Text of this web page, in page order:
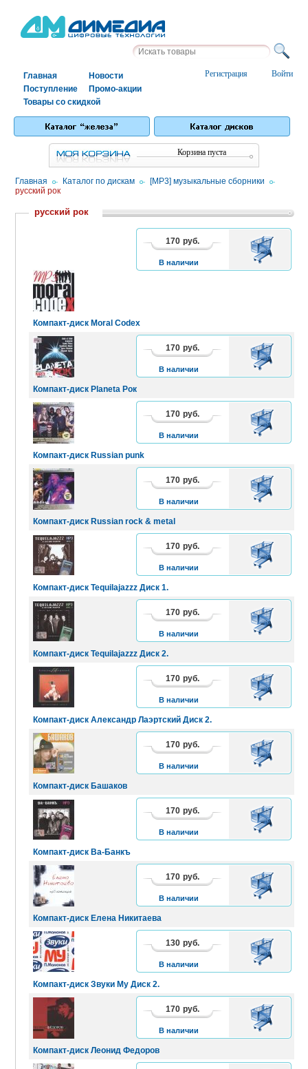
Войти
Регистрация
Главная
Новости
Поступление
Промо-акции
Товары со скидкой
Корзина пуста
Главная / Каталог по дискам / [MP3] музыкальные сборники /
русский рок
русский рок
2
Компакт-диск Moral Codex
170 руб.
В наличии
В
КОРЗИНУ
Компакт-диск Planeta Рок
170 руб.
В наличии
В
КОРЗИНУ
Компакт-диск Russian punk
170 руб.
В наличии
В
КОРЗИНУ
Компакт-диск Russian rock & metal
170 руб.
В наличии
В
КОРЗИНУ
Компакт-диск Tequilajazzz Диск 1.
170 руб.
В наличии
В
КОРЗИНУ
Компакт-диск Tequilajazzz Диск 2.
170 руб.
В наличии
В
КОРЗИНУ
Компакт-диск Александр Лаэртский Диск 2.
170 руб.
В наличии
В
КОРЗИНУ
Компакт-диск Башаков
170 руб.
В наличии
В
КОРЗИНУ
Компакт-диск Ва-Банкъ
170 руб.
В наличии
В
КОРЗИНУ
Компакт-диск Елена Никитаева
170 руб.
В наличии
В
КОРЗИНУ
Компакт-диск Звуки Му Диск 2.
130 руб.
В наличии
В
КОРЗИНУ
Компакт-диск Леонид Федоров
170 руб.
В наличии
В
КОРЗИНУ